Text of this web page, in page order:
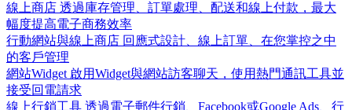
線上商店 透過庫存管理、訂單處理、配送和線上付款，最大
幅度提高電子商務效率
行動網站與線上商店 回應式設計、線上訂單、在您掌控之中
的客戶管理
網站Widget 啟用Widget與網站訪客聊天，使用熱門通訊工具並
接受回電請求
線上行銷工具 透過電子郵件行銷、Facebook或Google Ads、行